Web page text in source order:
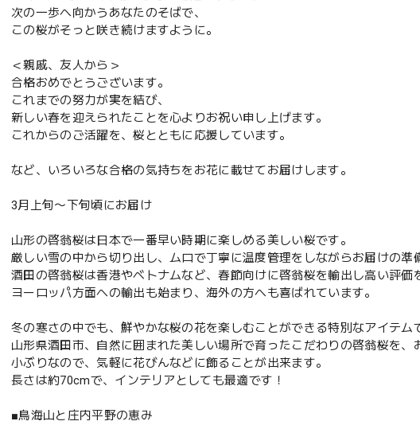
次の一歩へ向かうあなたのそばで、
この桜がそっと咲き続けますように。
＜親戚、友人から＞
合格おめでとうございます。
これまでの努力が実を結び、
新しい春を迎えられたことを心よりお祝い申し上げます。
これからのご活躍を、桜とともに応援しています。
など、いろいろな合格の気持ちをお花に載せてお届けします。
3月上旬〜下旬頃にお届け
山形の啓翁桜は日本で一番早い時期に楽しめる美しい桜です。
厳しい雪の中から切り出し、ムロで丁寧に温度管理をしながらお届けの準
酒田の啓翁桜は香港やベトナムなど、春節向けに啓翁桜を輸出し高い評価
ヨーロッパ方面への輸出も始まり、海外の方へも喜ばれています。
冬の寒さの中でも、鮮やかな桜の花を楽しむことができる特別なアイテム
山形県酒田市、自然に囲まれた美しい場所で育ったこだわりの啓翁桜を、
小ぶりなので、気軽に花びんなどに飾ることが出来ます。
長さは約70cmで、インテリアとしても最適です！
■鳥海山と庄内平野の恵み